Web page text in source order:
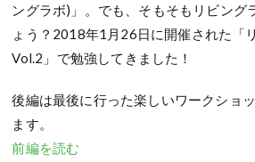
ングラボ)」。でも、そもそもリビング
ょう？2018年1月26日に開催された「
Vol.2」で勉強してきました！
後編は最後に行った楽しいワークショ
ます。
前編を読む